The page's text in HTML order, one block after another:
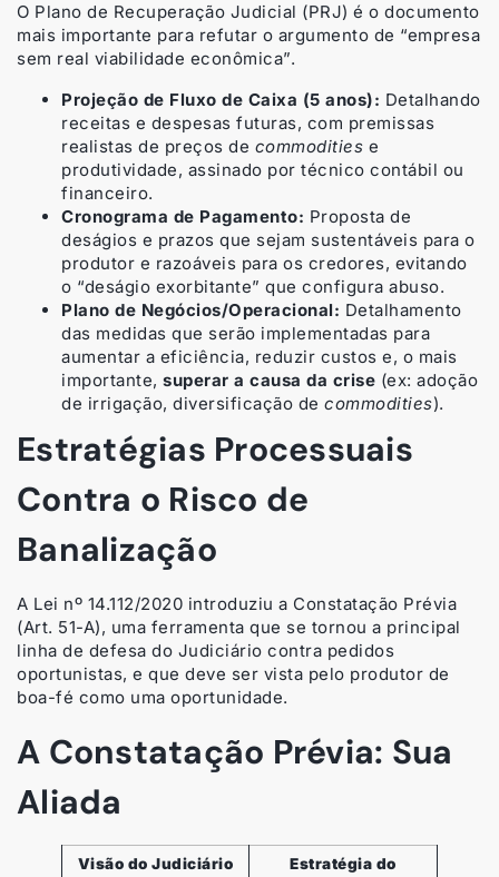
O Plano de Recuperação Judicial (PRJ) é o documento
mais importante para refutar o argumento de “empresa
sem real viabilidade econômica”.
Projeção de Fluxo de Caixa (5 anos): Detalhando
receitas e despesas futuras, com premissas
realistas de preços de commodities e
produtividade, assinado por técnico contábil ou
financeiro.
Cronograma de Pagamento: Proposta de
deságios e prazos que sejam sustentáveis para o
produtor e razoáveis para os credores, evitando
o “deságio exorbitante” que configura abuso.
Plano de Negócios/Operacional: Detalhamento
das medidas que serão implementadas para
aumentar a eficiência, reduzir custos e, o mais
importante, superar a causa da crise (ex: adoção
de irrigação, diversificação de commodities).
Estratégias Processuais
Contra o Risco de
Banalização
A Lei nº 14.112/2020 introduziu a Constatação Prévia
(Art. 51-A), uma ferramenta que se tornou a principal
linha de defesa do Judiciário contra pedidos
oportunistas, e que deve ser vista pelo produtor de
boa-fé como uma oportunidade.
A Constatação Prévia: Sua
Aliada
Visão do Judiciário Estratégia do